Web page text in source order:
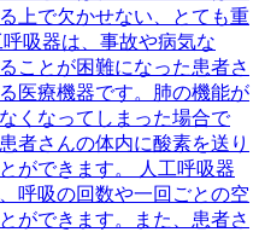
上で欠かせない、とても重
吸器は、事故や病気な
ことが困難になった患者さ
医療機器です。肺の機能が
くなってしまった場合で
者さんの体内に酸素を送り
ができます。 人工呼吸器
呼吸の回数や一回ごとの空
ができます。また、患者さ